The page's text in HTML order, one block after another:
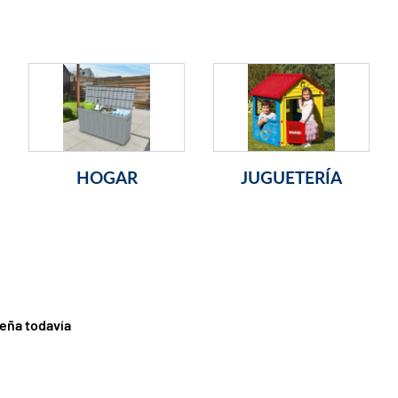
HOGAR JUGUETERÍA
todavía